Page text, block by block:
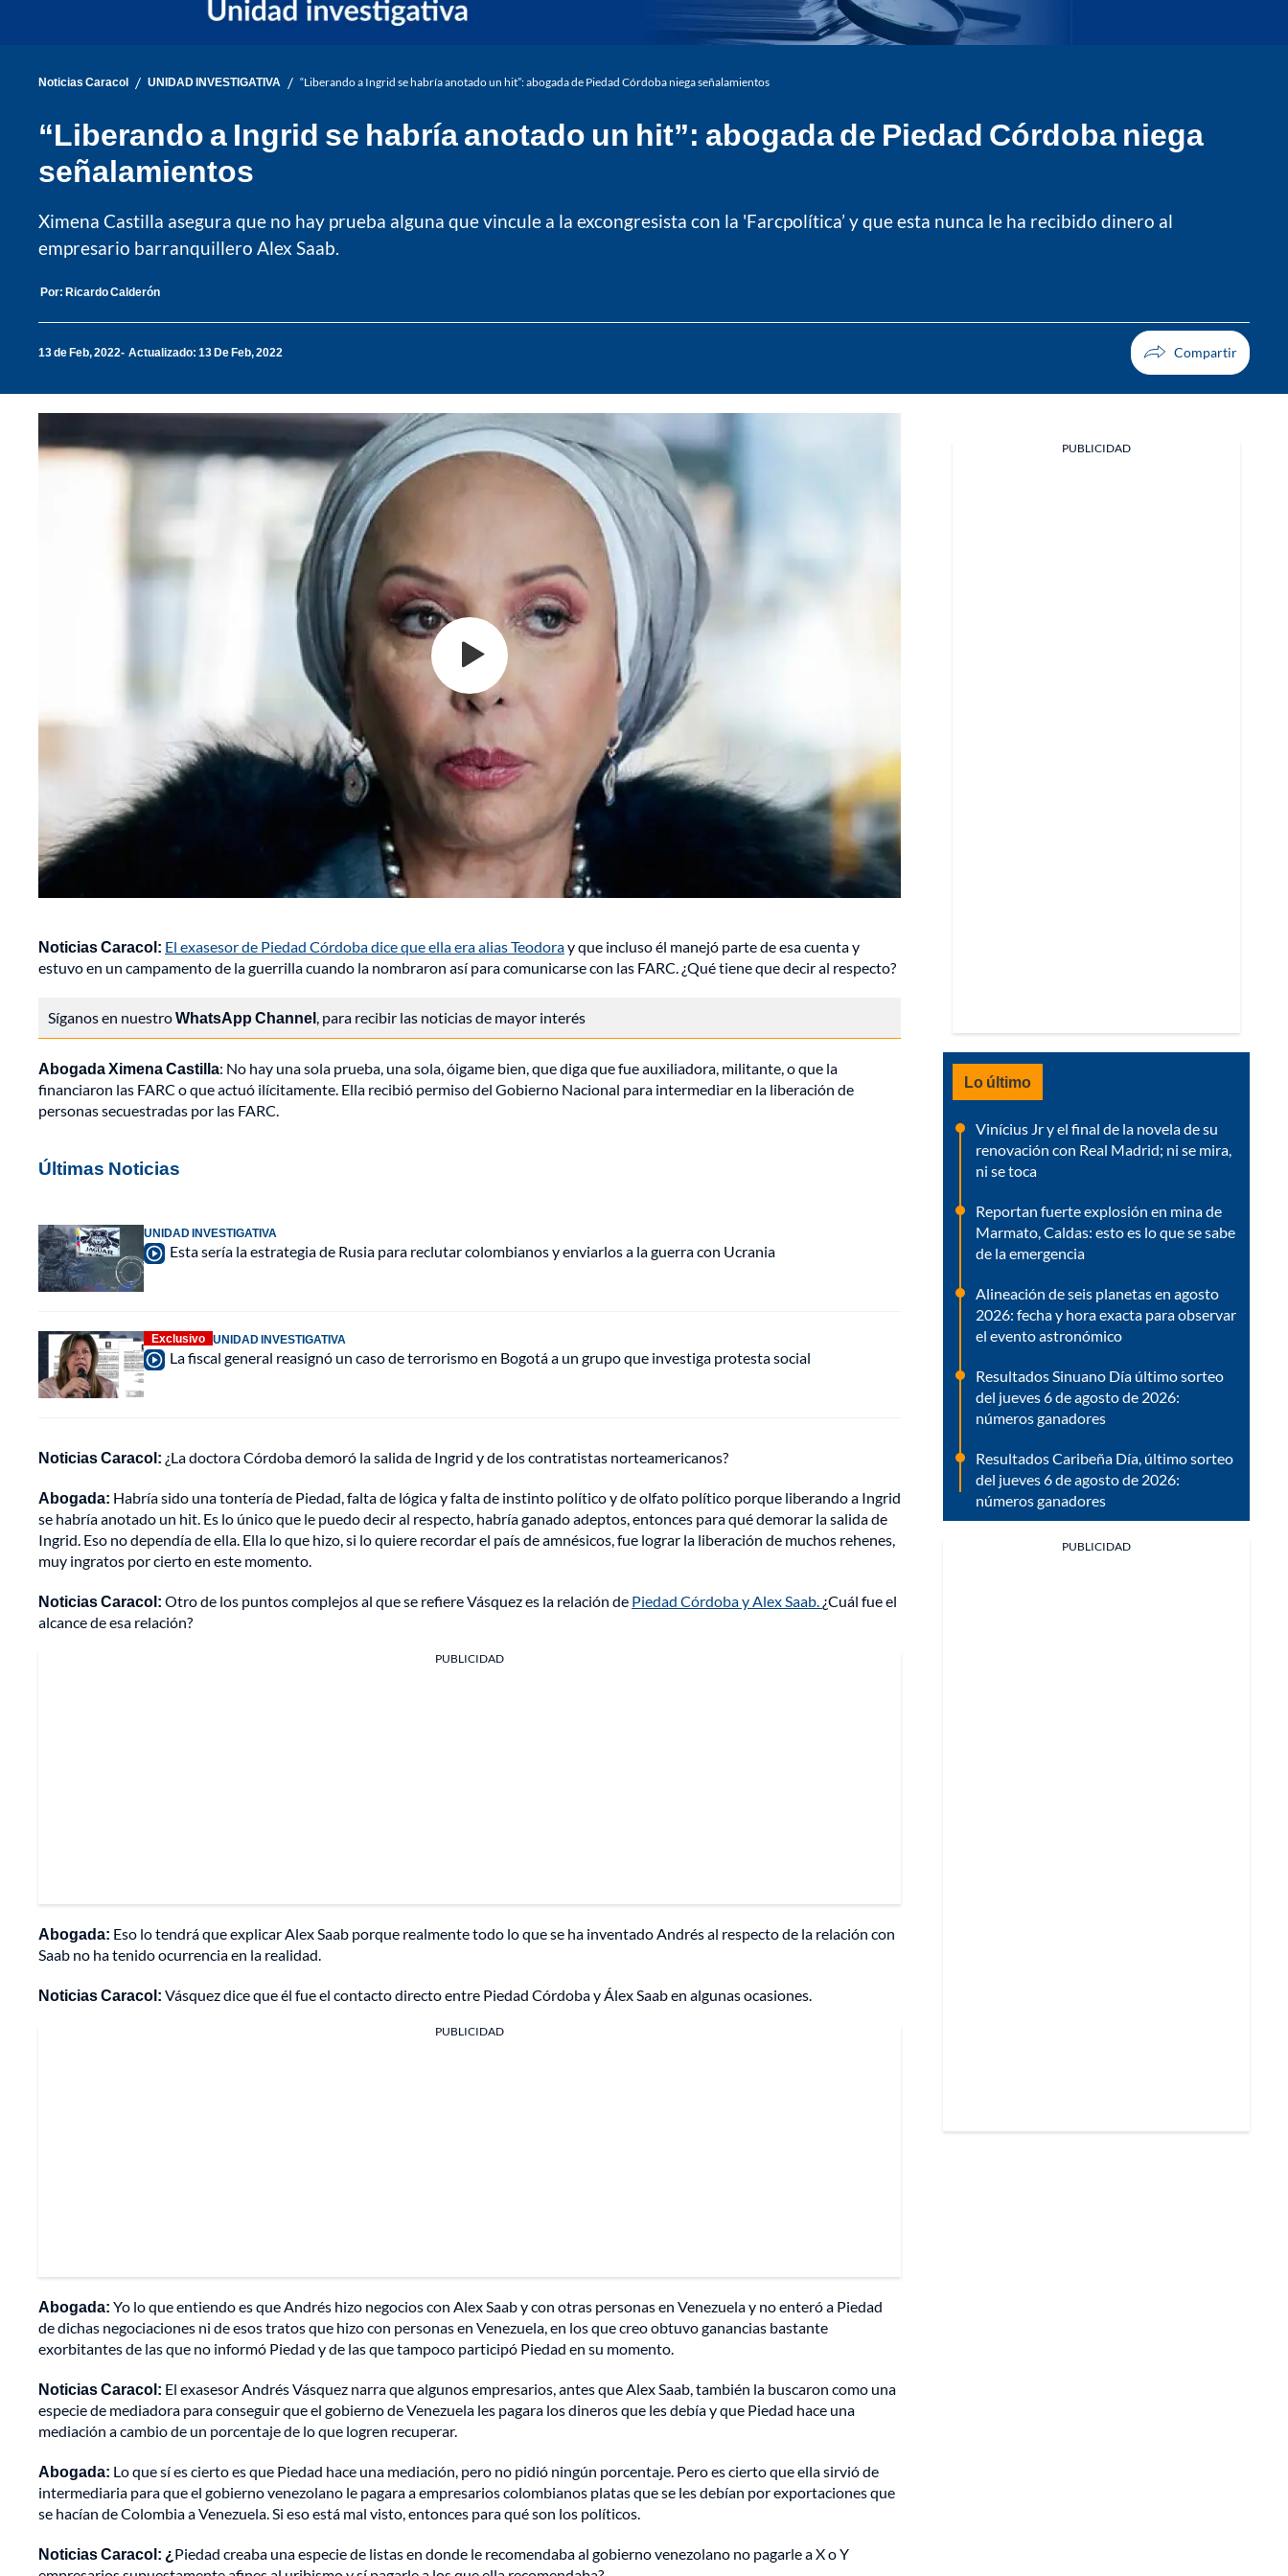
Noticias Caracol / UNIDAD INVESTIGATIVA / “Liberando a Ingrid se habría anotado un hit”: abogada de Piedad Córdoba niega señalamientos
“Liberando a Ingrid se habría anotado un hit”: abogada de Piedad Córdoba niega
señalamientos
Ximena Castilla asegura que no hay prueba alguna que vincule a la excongresista con la 'Farcpolítica’ y que esta nunca le ha recibido dinero al
empresario barranquillero Alex Saab.
Por: Ricardo Calderón
13 de Feb, 2022 Actualizado: 13 De Feb, 2022
Noticias Caracol: El exasesor de Piedad Córdoba dice que ella era alias Teodoray que incluso él manejó parte de esa cuenta y
estuvo en un campamento de la guerrilla cuando la nombraron así para comunicarse con las FARC. ¿Qué tiene que decir al respecto?
Síganos en nuestroWhatsApp Channel, para recibir las noticias de mayor interés
Abogada Ximena Castilla: No hay una sola prueba, una sola, óigame bien, que diga que fue auxiliadora, militante, o que la
financiaron las FARC o que actuó ilícitamente. Ella recibió permiso del Gobierno Nacional para intermediar en la liberación de
personas secuestradas por las FARC.
Últimas Noticias
UNIDAD INVESTIGATIVA
Esta sería la estrategia de Rusia para reclutar colombianos y enviarlos a la guerra con Ucrania
Exclusivo UNIDAD INVESTIGATIVA
La fiscal general reasignó un caso de terrorismo en Bogotá a un grupo que investiga protesta social
Noticias Caracol: ¿La doctora Córdoba demoró la salida de Ingrid y de los contratistas norteamericanos?
Abogada: Habría sido una tontería de Piedad, falta de lógica y falta de instinto político y de olfato político porque liberando a Ingrid
se habría anotado un hit. Es lo único que le puedo decir al respecto, habría ganado adeptos, entonces para qué demorar la salida de
Ingrid. Eso no dependía de ella. Ella lo que hizo, si lo quiere recordar el país de amnésicos, fue lograr la liberación de muchos rehenes,
muy ingratos por cierto en este momento.
Noticias Caracol: Otro de los puntos complejos al que se refiere Vásquez es la relación de Piedad Córdoba y Alex Saab. ¿Cuál fue el
alcance de esa relación?
PUBLICIDAD
Abogada: Eso lo tendrá que explicar Alex Saab porque realmente todo lo que se ha inventado Andrés al respecto de la relación con
Saab no ha tenido ocurrencia en la realidad.
Noticias Caracol: Vásquez dice que él fue el contacto directo entre Piedad Córdoba y Álex Saab en algunas ocasiones.
PUBLICIDAD
Abogada: Yo lo que entiendo es que Andrés hizo negocios con Alex Saab y con otras personas en Venezuela y no enteró a Piedad
de dichas negociaciones ni de esos tratos que hizo con personas en Venezuela, en los que creo obtuvo ganancias bastante
exorbitantes de las que no informó Piedad y de las que tampoco participó Piedad en su momento.
Noticias Caracol: El exasesor Andrés Vásquez narra que algunos empresarios, antes que Alex Saab, también la buscaron como una
especie de mediadora para conseguir que el gobierno de Venezuela les pagara los dineros que les debía y que Piedad hace una
mediación a cambio de un porcentaje de lo que logren recuperar.
Abogada: Lo que sí es cierto es que Piedad hace una mediación, pero no pidió ningún porcentaje. Pero es cierto que ella sirvió de
intermediaria para que el gobierno venezolano le pagara a empresarios colombianos platas que se les debían por exportaciones que
se hacían de Colombia a Venezuela. Si eso está mal visto, entonces para qué son los políticos.
Noticias Caracol: ¿ Piedad creaba una especie de listas en donde le recomendaba al gobierno venezolano no pagarle a X o Y
PUBLICIDAD
Lo último
Vinícius Jr y el final de la novela de su
renovación con Real Madrid; ni se mira,
ni se toca
Reportan fuerte explosión en mina de
Marmato, Caldas: esto es lo que se sabe
de la emergencia
Alineación de seis planetas en agosto
2026: fecha y hora exacta para observar
el evento astronómico
Resultados Sinuano Día último sorteo
del jueves 6 de agosto de 2026:
números ganadores
Resultados Caribeña Día, último sorteo
del jueves 6 de agosto de 2026:
números ganadores
PUBLICIDAD